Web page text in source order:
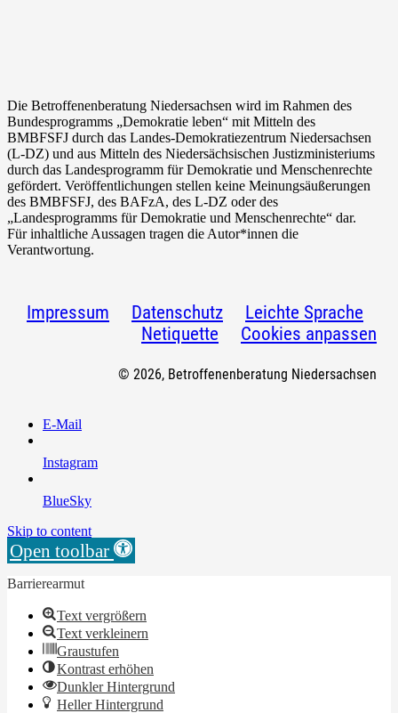
Die Betroffenenberatung Niedersachsen wird im Rahmen des
Bundesprogramms „Demokratie leben“ mit Mitteln des
BMBFSFJ durch das Landes-Demokratiezentrum Niedersachsen
(L-DZ) und aus Mitteln des Niedersächsischen Justizministeriums
durch das Landesprogramm für Demokratie und Menschenrechte
gefördert. Veröffentlichungen stellen keine Meinungsäußerungen
des BMBFSFJ, des BAFzA, des L-DZ oder des
„Landesprogramms für Demokratie und Menschenrechte“ dar.
Für inhaltliche Aussagen tragen die Autor*innen die
Verantwortung.
Impressum Datenschutz
Leichte Sprache
Netiquette
Cookies anpassen
© 2026, Betroffenenberatung Niedersachsen
E-Mail
Instagram
BlueSky
Skip to content
Open toolbar
Barrierearmut
Text vergrößern
Text verkleinern
Graustufen
Kontrast erhöhen
Dunkler Hintergrund
Heller Hintergrund